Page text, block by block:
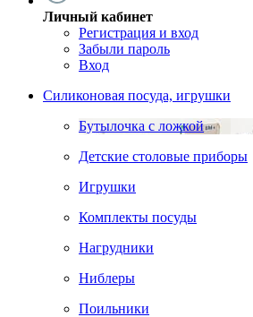
Личный кабинет
Регистрация и вход
Забыли пароль
Вход
Силиконовая посуда, игрушки
Бутылочка с ложкой
Детские столовые приборы
Игрушки
Комплекты посуды
Нагрудники
Ниблеры
Поильники